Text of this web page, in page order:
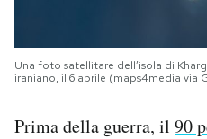
Una foto satellitare dell’isola di
iraniano, il 6 aprile (maps4media via
Prima della guerra, il 90